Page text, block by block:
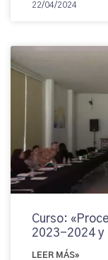
22/04/2024
Curso:
2023-2024 y
LEER MÁS»